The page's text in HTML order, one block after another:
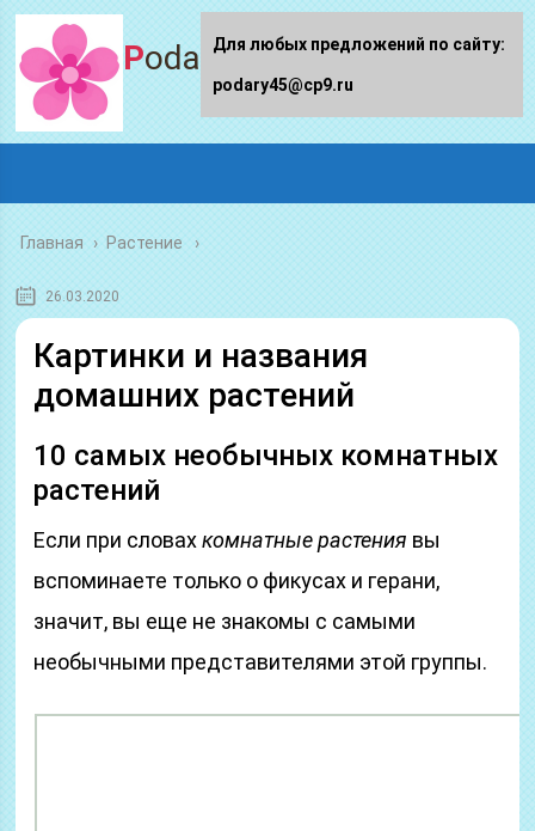
Podary45.ru
Главная › Растение
26.03.2020
Картинки и названия
домашних растений
10 самых необычных комнатных
растений
Если при словахкомнатные растения вы
вспоминаете только о фикусах и герани,
значит, вы еще не знакомы с самыми
необычными представителями этой группы.
Для любых предложений по сайту:
podary45@cp9.ru